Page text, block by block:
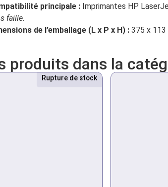
principale : Imprimantes HP
faille.
de l’emballage (L x P x H) : 375 x 113
produits dans la
Nouveau
Rupture de stock